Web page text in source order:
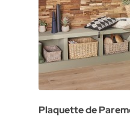
Plaquette de